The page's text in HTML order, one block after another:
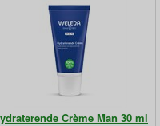
Crème Man 30 ml